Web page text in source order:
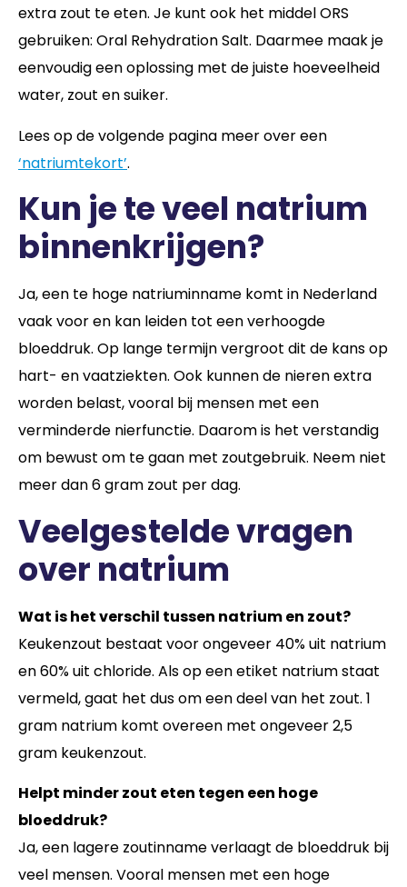
extra zout te eten. Je kunt ook het middel ORS
gebruiken: Oral Rehydration Salt. Daarmee maak je
eenvoudig een oplossing met de juiste hoeveelheid
water, zout en suiker.
Lees op de volgende pagina meer over een
‘natriumtekort’.
Kun je te veel natrium
binnenkrijgen?
Ja, een te hoge natriuminname komt in Nederland
vaak voor en kan leiden tot een verhoogde
bloeddruk. Op lange termijn vergroot dit de kans op
hart- en vaatziekten. Ook kunnen de nieren extra
worden belast, vooral bij mensen met een
verminderde nierfunctie. Daarom is het verstandig
om bewust om te gaan met zoutgebruik. Neem niet
meer dan 6 gram zout per dag.
Veelgestelde vragen
over natrium
Wat is het verschil tussen natrium en zout?
Keukenzout bestaat voor ongeveer 40% uit natrium
en 60% uit chloride. Als op een etiket natrium staat
vermeld, gaat het dus om een deel van het zout. 1
gram natrium komt overeen met ongeveer 2,5
gram keukenzout.
Helpt minder zout eten tegen een hoge
bloeddruk?
Ja, een lagere zoutinname verlaagt de bloeddruk bij
veel mensen. Vooral mensen met een hoge